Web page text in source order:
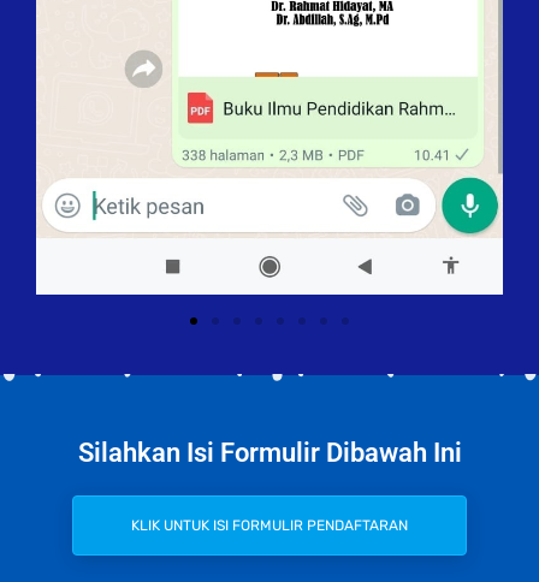
Silahkan Isi Formulir Dibawah Ini
KLIK UNTUK ISI FORMULIR PENDAFTARAN